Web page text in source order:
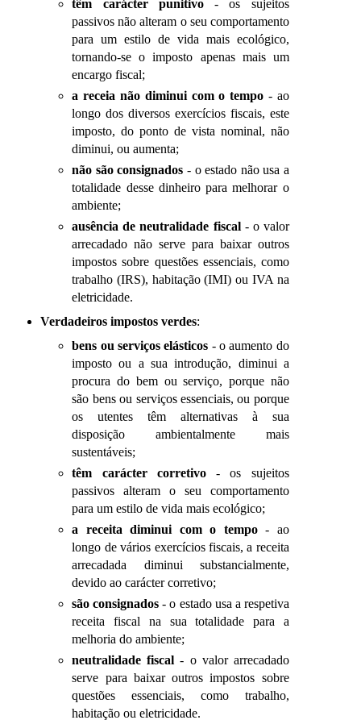
têm carácter punitivo- os sujeitos
passivos não alteram o seu comportamento
para um estilo de vida mais ecológico,
tornando-se o imposto apenas mais um
encargo fiscal;
a receia não diminui com o tempo - ao
longo dos diversos exercícios fiscais, este
imposto, do ponto de vista nominal, não
diminui, ou aumenta;
não são consignados - o estado não usa a
totalidade desse dinheiro para melhorar o
ambiente;
ausência de neutralidade fiscal- o valor
arrecadado não serve para baixar outros
impostos sobre questões essenciais, como
trabalho (IRS), habitação (IMI) ou IVA na
eletricidade.
Verdadeiros impostos verdes:
bens ou serviços elásticos - o aumento do
imposto ou a sua introdução, diminui a
procura do bem ou serviço, porque não
são bens ou serviços essenciais, ou porque
os utentes têm alternativas à sua
disposição ambientalmente mais
sustentáveis;
têm carácter corretivo- os sujeitos
passivos alteram o seu comportamento
para um estilo de vida mais ecológico;
a receita diminui com o tempo- ao
longo de vários exercícios fiscais, a receita
arrecadada diminui substancialmente,
devido ao carácter corretivo;
são consignados - o estado usa a respetiva
receita fiscal na sua totalidade para a
melhoria do ambiente;
neutralidade fiscal - o valor arrecadado
serve para baixar outros impostos sobre
questões essenciais, como trabalho,
habitação ou eletricidade.